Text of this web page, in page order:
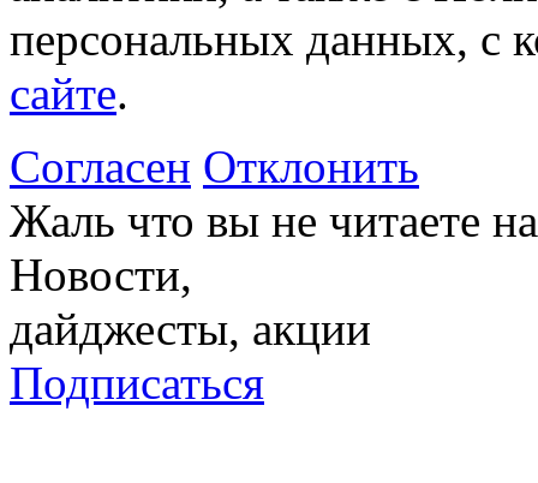
персональных данных, с
сайте.
Согласен Отклонить
Жаль что вы не читаете
Новости,
дайджесты, акции
Подписаться